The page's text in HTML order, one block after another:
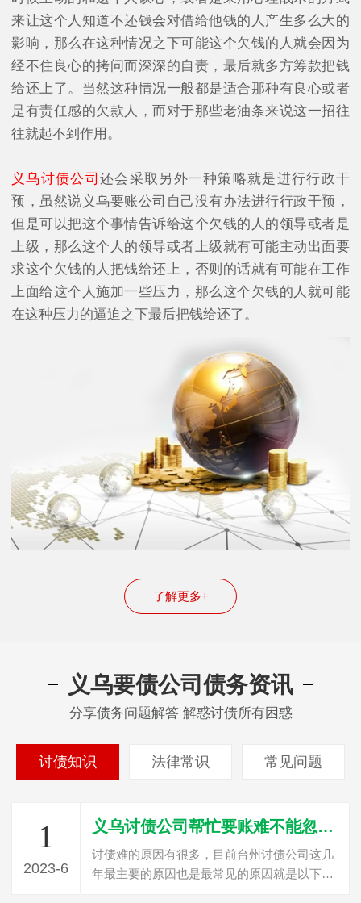
来让这个人知道不还钱会对借给他钱的人产生多么大的
影响，那么在这种情况之下可能这个欠钱的人就会因为
经不住良心的拷问而深深的自责，最后就多方筹款把钱
给还上了。当然这种情况一般都是适合那种有良心或者
是有责任感的欠款人，而对于那些老油条来说这一招往
往就起不到作用。
义乌讨债公司 还会采取另外一种策略就是进行行政干
预，虽然说义乌要账公司自己没有办法进行行政干预，
但是可以把这个事情告诉给这个欠钱的人的领导或者是
上级，那么这个人的领导或者上级就有可能主动出面要
求这个欠钱的人把钱给还上，否则的话就有可能在工作
上面给这个人施加一些压力，那么这个欠钱的人就可能
在这种压力的逼迫之下最后把钱给还了。
了解更多+
义乌要债公司债务资讯
分享债务问题解答 解惑讨债所有困惑
讨债知识 法律常识 常见问题
1
2023-6
义乌讨债公司帮忙要账难不能忽视的三个原因
讨债难的原因有很多，目前台州讨债公司这几
年最主要的原因也是最常见的原因就是以下三